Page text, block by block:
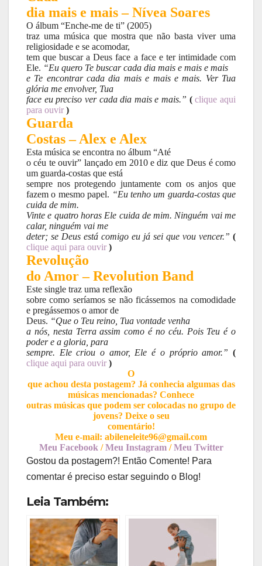
dia mais e mais – Nívea Soares
O álbum “Enche-me de ti” (2005)
traz uma música que mostra que não basta viver uma
religiosidade e se acomodar,
tem que buscar a Deus face a face e ter intimidade com
Ele. “Eu quero Te buscar cada dia mais e mais e mais
e Te encontrar cada dia mais e mais e mais. Ver Tua
glória me envolver, Tua
face eu preciso ver cada dia mais e mais.” ( clique aqui
para ouvir )
Guarda
Costas – Alex e Alex
Esta música se encontra no álbum “Até
o céu te ouvir” lançado em 2010 e diz que Deus é como
um guarda-costas que está
sempre nos protegendo juntamente com os anjos que
fazem o mesmo papel. “Eu tenho um guarda-costas que
cuida de mim.
Vinte e quatro horas Ele cuida de mim. Ninguém vai me
calar, ninguém vai me
deter; se Deus está comigo eu já sei que vou vencer.” (
clique aqui para ouvir )
Revolução
do Amor – Revolution Band
Este single traz uma reflexão
sobre como seríamos se não ficássemos na comodidade
e pregássemos o amor de
Deus. “Que o Teu reino, Tua vontade venha
a nós, nesta Terra assim como é no céu. Pois Teu é o
poder e a gloria, para
sempre. Ele criou o amor, Ele é o próprio amor.” (
clique aqui para ouvir )
O
que achou desta postagem? Já conhecia algumas das
músicas mencionadas? Conhece
outras músicas que podem ser colocadas no grupo de
jovens? Deixe o seu
comentário!
Meu e-mail: abileneleite96@gmail.com
Meu Facebook /Meu Instagram/Meu Twitter
Gostou da postagem?! Então Comente! Para
comentar é preciso estar seguindo o Blog!
Leia Também: